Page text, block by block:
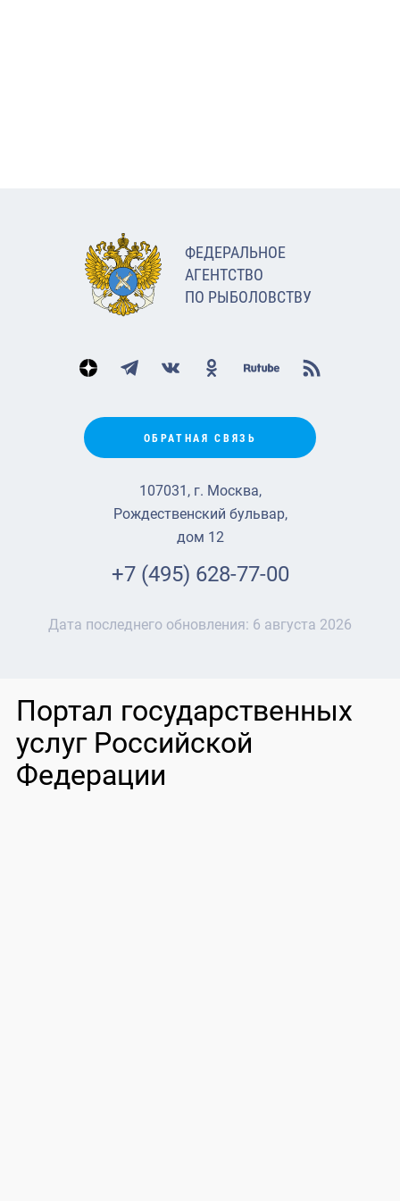
ФЕДЕРАЛЬНОЕ
АГЕНТСТВО
ПО РЫБОЛОВСТВУ
ОБРАТНАЯ СВЯЗЬ
107031, г. Москва,
Рождественский бульвар,
дом 12
+7 (495) 628-77-00
Дата последнего обновления: 6 августа 2026
Портал государственных
услуг Российской
Федерации